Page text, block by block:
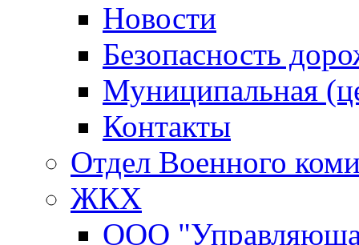
Новости
Безопасность
Муниципальная
Контакты
Отдел Военного
ЖКХ
ООО